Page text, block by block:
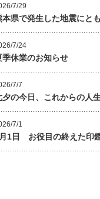
7/29
本県で発生した地震にと
7/24
季休業のお知らせ
7/7
夕の今日、これからの人
7/1
1日 お役目の終えた印